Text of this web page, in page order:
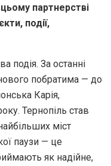
партнерстві
, події,
подія. За останні
побратима — до
Карія,
. Тернопіль став
міст
паузи — це
як надійне,